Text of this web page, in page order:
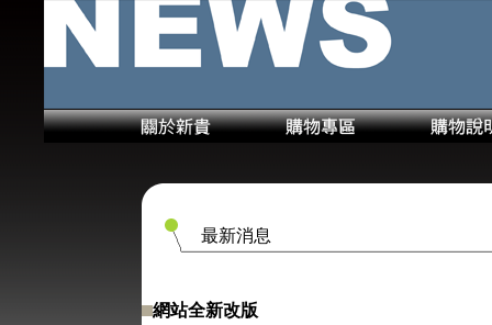
最新消息
網站全新改版